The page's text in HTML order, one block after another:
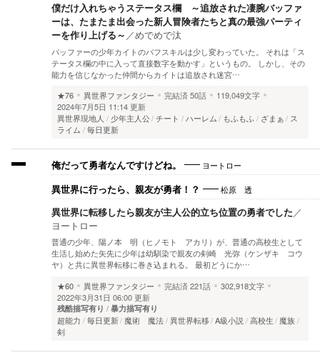
僕だけ入れちゃうステータス欄 ～追放された凄腕バッファ
ーは、たまたま出会った新人冒険者たちと真の最強パーティ
ーを作り上げる～ ／めでめで汰
バッファーの少年カイトのバフスキルは少し変わっていた。 それは「ス
テータス欄の中に入って直接数字を動かす」というもの。 しかし、その
能力を信じなかった仲間からカイトは追放され迷宮…
★76
異世界ファンタジー 完結済50話
119,049文字
2024年7月5日 11:14 更新
異世界現地人
少年主人公 チート ハーレム もふもふ ざまぁ
ス
ライム
毎日更新
俺だって勇者なんですけどね。 ヨートロー
異世界に行ったら、親友が勇者！？ 松原 透
異世界に転移したら親友が主人公的立ち位置の勇者でした ／
ヨートロー
普通の少年、陽ノ本 明（ヒノモト アカリ）が、普通の高校生として
生活し始めた矢先に少年は幼馴染で親友の剣崎 光弥（ケンザキ コウ
ヤ）と共に異世界転移に巻き込まれる。 最初どうにか…
★60
異世界ファンタジー 完結済221話
302,918文字
2022年3月31日 06:00 更新
残酷描写有り 暴力描写有り
超能力 毎日更新 魔術 魔法 異世界転移 A級小説 高校生
魔族
剣